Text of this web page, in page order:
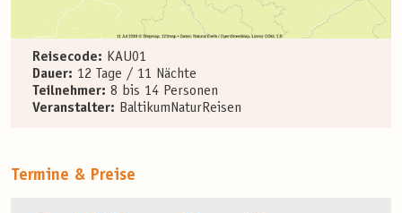
Reisecode: KAU01
Dauer: 12 Tage / 11 Nächte
Teilnehmer: 8 bis 14 Personen
Veranstalter: BaltikumNaturReisen
Termine & Preise